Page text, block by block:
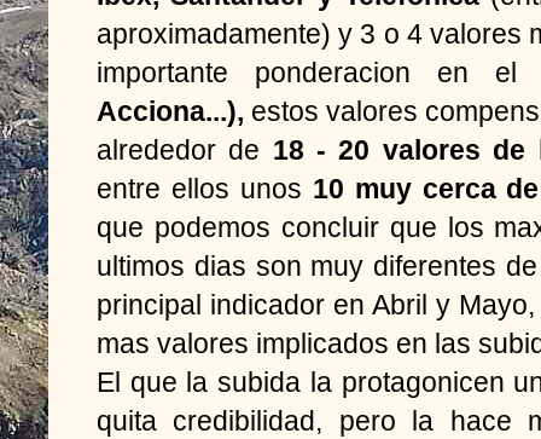
aproximadamente) y 3 o 4 valores
importante ponderacion en
Acciona...), estos valores
alrededor de 18 - 20 valores de
entre ellos unos 10 muy cerca
que podemos concluir que los
ultimos dias son muy diferentes
principal indicador en Abril y
mas valores implicados en las
El que la subida la protagonicen
quita credibilidad, pero la hace